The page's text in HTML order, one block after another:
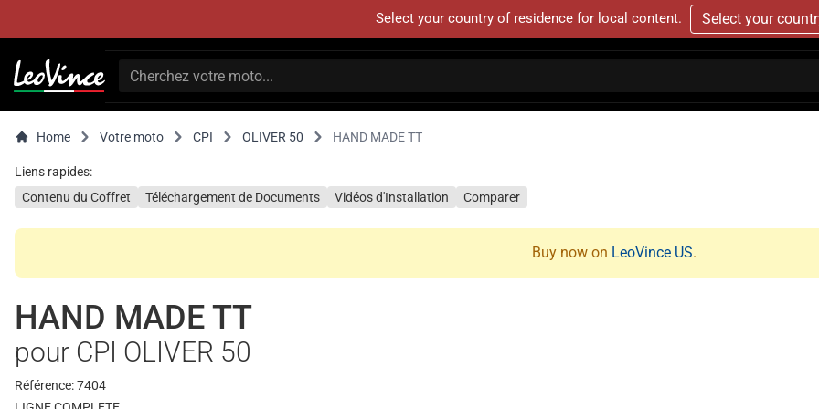
Select your country of residence for local content. Select your
Home Votre moto CPI OLIVER 50 HAND MADE TT
Liens rapides:
Contenu du Coffret
Téléchargement de Documents Vidéos d'Installation Comparer
Buy now on LeoVince US.
HAND MADE TT
pour CPI OLIVER 50
Référence: 7404